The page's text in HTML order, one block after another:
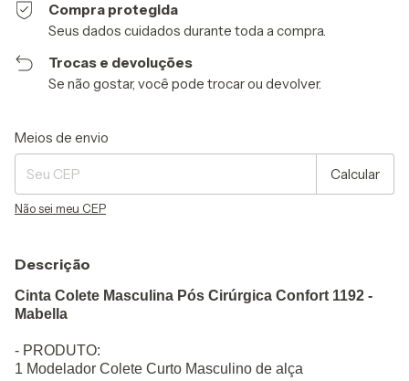
Compra protegida
Seus dados cuidados durante toda a compra.
Trocas e devoluções
Se não gostar, você pode trocar ou devolver.
Entregas para o CEP:
Meios de envio
Calcular
Não sei meu CEP
Descrição
Cinta Colete Masculina Pós Cirúrgica Confort 1192 -
Mabella
- PRODUTO:
1 Modelador Colete Curto Masculino de alça